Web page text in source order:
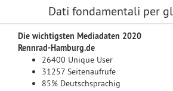
Dati fondamentali per
Die wichtigsten Mediadaten 2020
Rennrad-Hamburg.de
26400 Unique User
31257 Seitenaufrufe
85% Deutschsprachig